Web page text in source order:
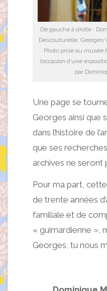
De gauche à droite :
Descouturelle, Georges
Photo prise au musée
l’occasion d’une
par
Une page se
Georges ainsi que
dans l’histoire de
que ses
archives ne seront
Pour ma part,
de trente années
familiale et de
« guimardienne »,
Georges, tu nous